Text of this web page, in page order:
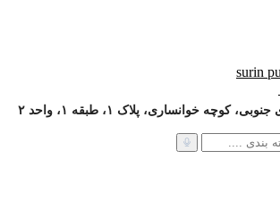
کوچه خوانساری، پلاک ۱، طبقه ۱، واحد ۲